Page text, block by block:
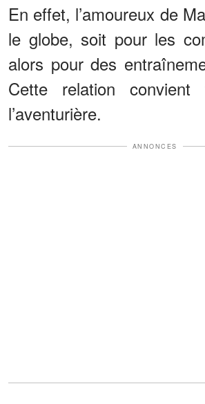
En effet, l’amoureux de
le globe, soit pour les
alors pour des
Cette relation
l’aventurière.
ANNONCES